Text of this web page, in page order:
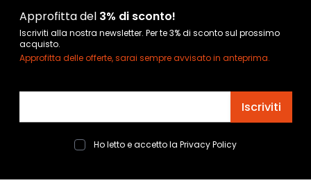
Approfitta del 3% di sconto!
Iscriviti alla nostra newsletter. Per te 3% di sconto sul prossimo
acquisto.
Approfitta delle offerte, sarai sempre avvisato in anteprima.
Iscriviti
Ho letto e accetto la Privacy Policy